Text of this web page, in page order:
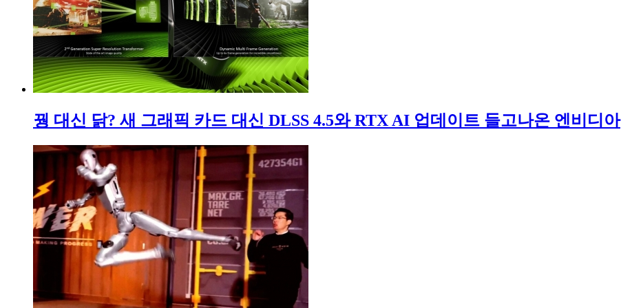
꿩 대신 닭? 새 그래픽 카드 대신 DLSS 4.5와 RTX AI 업데이트 들고나온 엔비디아